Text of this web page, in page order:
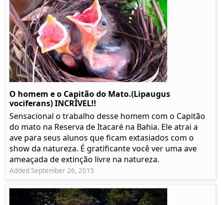
O homem e o Capitão do Mato.(Lipaugus
vociferans) INCRÍVEL!!
Sensacional o trabalho desse homem com o Capitão
do mato na Reserva de Itacaré na Bahia. Ele atrai a
ave para seus alunos que ficam extasiados com o
show da natureza. É gratificante você ver uma ave
ameaçada de extinção livre na natureza.
Added September 26, 2015